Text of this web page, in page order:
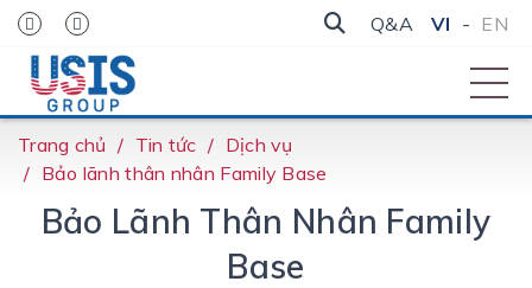
Q&A VI - EN
Trang chủ Tin tức
Dịch vụ
Bảo lãnh thân nhân Family Base
Bảo Lãnh Thân Nhân Family
Base